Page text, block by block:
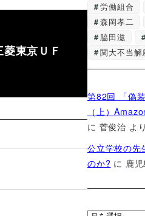
東京ＵＦ
労働組合
森岡孝二
脇田滋
関大不当解
第82回 「偽
（上）
に 菅俊治 より
公立学校の先
のか? に 鹿